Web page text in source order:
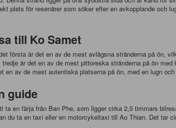
plats för resenärer som söker efter en avkopplande och
till Ko Samet
första är det en av de mest avlägsna stränderna på ön,
är det en av de mest pittoreska stränderna på ön
av de mest autentiska platserna på ön, med en lugn
guide
en färja från Ban Phe, som ligger cirka 2,5 timmars
du ta en taxi eller en motorcykeltaxi till Ao Thian. Det tar